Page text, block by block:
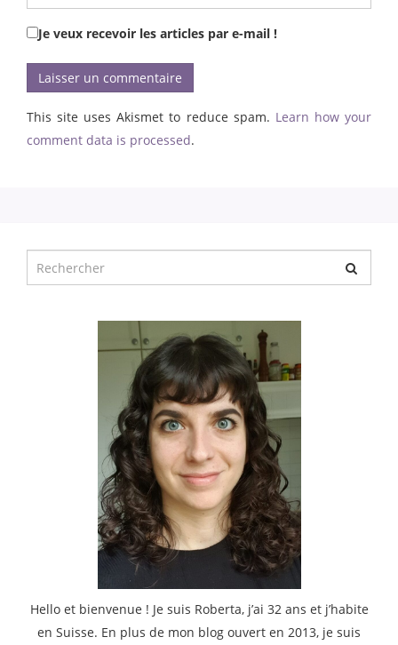
Je veux recevoir les articles par e-mail !
This site uses Akismet to reduce spam. Learn how your
comment data is processed.
pour
Hello et bienvenue ! Je suis Roberta, j’ai 32 ans et j’habite
en Suisse. En plus de mon blog ouvert en 2013, je suis